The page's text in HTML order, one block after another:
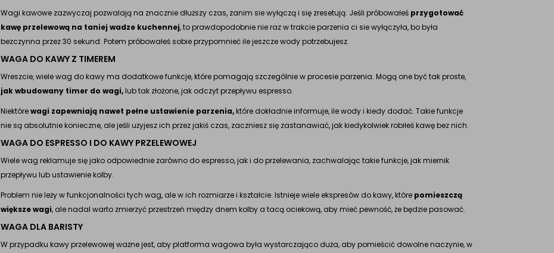
Wagi kawowe zazwyczaj pozwalają na znacznie dłuższy czas, zanim sie wyłączą i się zresetują. Jeśli próbowałeś przygotować
kawę przelewową na taniej wadze kuchennej, to prawdopodobnie nie raz w trakcie parzenia ci sie wyłączyła, bo była
bezczynna przez 30 sekund. Potem próbowałeś sobie przypomnieć ile jeszcze wody potrzebujesz.
WAGA DO KAWY Z TIMEREM
Wreszcie, wiele wag do kawy ma dodatkowe funkcje, które pomagają szczególnie w procesie parzenia. Mogą one być tak proste,
jak wbudowany timer do wagi,lub tak złożone, jak odczyt przepływu espresso.
Niektórewagi zapewniają nawet pełne ustawienie parzenia,które dokładnie informuje, ile wody i kiedy dodać. Takie funkcje
nie są absolutnie konieczne, ale jeśli użyjesz ich przez jakiś czas, zaczniesz się zastanawiać, jak kiedykolwiek robiłeś kawę bez nich.
WAGA DO ESPRESSO I DO KAWY PRZELEWOWEJ
Wiele wag reklamuje się jako odpowiednie zarówno do espresso, jak i do przelewania, zachwalając takie funkcje, jak miernik
przepływu lub ustawienie kolby.
Problem nie leży w funkcjonalności tych wag, ale w ich rozmiarze i kształcie. Istnieje wiele ekspresów do kawy, które pomieszczą
większe wagi, ale nadal warto zmierzyć przestrzeń między dnem kolby a tacą ociekową, aby mieć pewność, że będzie pasować.
WAGA DLA BARISTY
W przypadku kawy przelewowej ważne jest, aby platforma wagowa była wystarczająco duża, aby pomieścić dowolne naczynie, w